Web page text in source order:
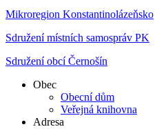
Mikroregion Konstantinolázeňsko
Sdružení místních samospráv PK
Sdružení obcí Černošín
Obec
Obecní dům
Veřejná knihovna
Adresa